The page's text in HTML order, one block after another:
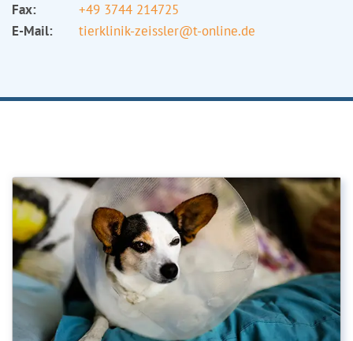
Fax:
+49 3744 214725
E-Mail:
tierklinik-zeissler@t-online.de